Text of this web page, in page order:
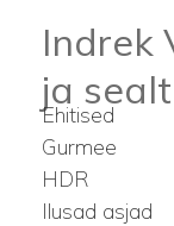
Indrek
ja sealt
Ehitised
Gurmee
HDR
Ilusad asjad